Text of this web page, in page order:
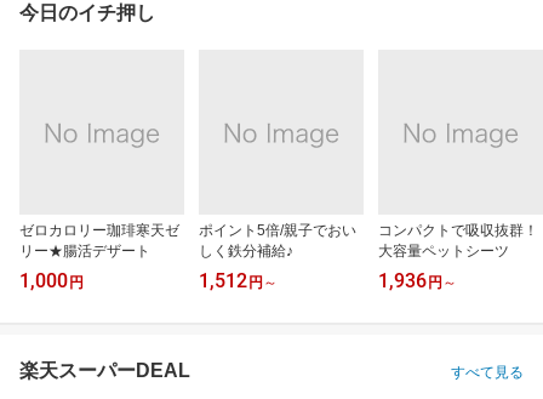
今日のイチ押し
ゼロカロリー珈琲寒天ゼ
リー★腸活デザート
1,000 円
ポイント5倍/親子でおい
しく鉄分補給♪
1,512 円 ～
コンパクトで吸収抜群！
大容量ペットシーツ
1,936 円 ～
楽天スーパーDEAL すべて見る